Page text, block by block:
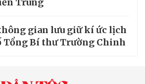
gian lưu giữ kí ức lịch
Tổng Bí thư Trường Chinh